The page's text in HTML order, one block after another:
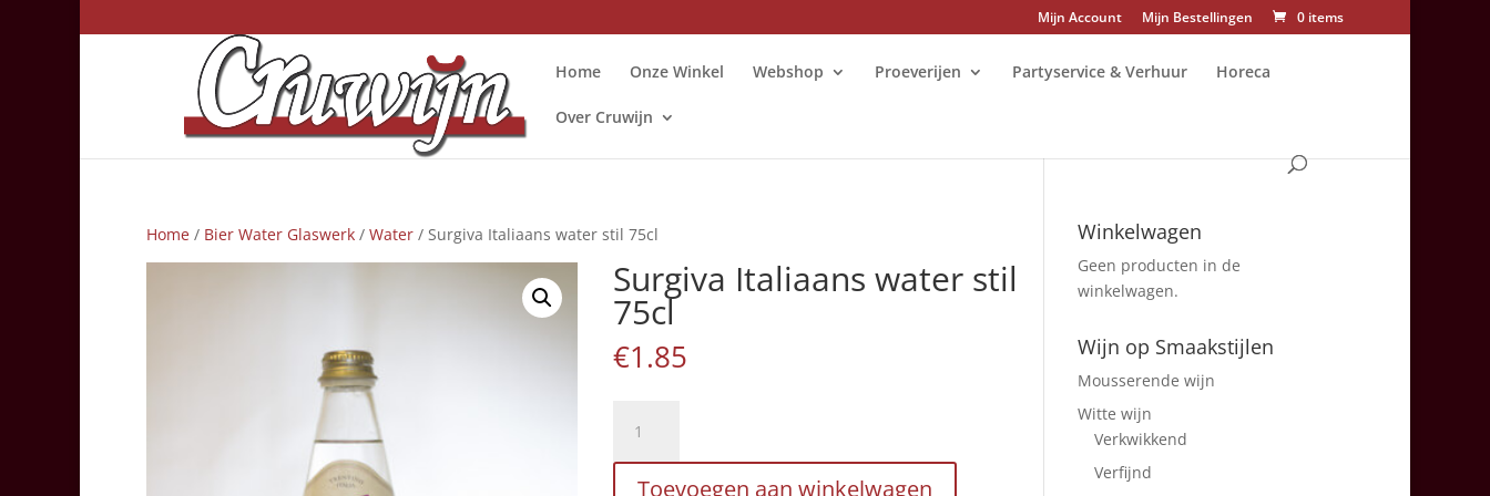
Mijn Account Mijn Bestellingen 0 items
Home Onze Winkel Webshop Proeverijen Partyservice & Verhuur Horeca
Over Cruwijn
Home / Bier Water Glaswerk / Water / Surgiva Italiaans water stil 75cl
Surgiva Italiaans water stil
75cl
€1.85
Italiaans
water
Toevoegen aan winkelwagen
Winkelwagen
Geen producten in de
winkelwagen.
Wijn op Smaakstijlen
Mousserende wijn
Witte wijn
Verkwikkend
Verfijnd